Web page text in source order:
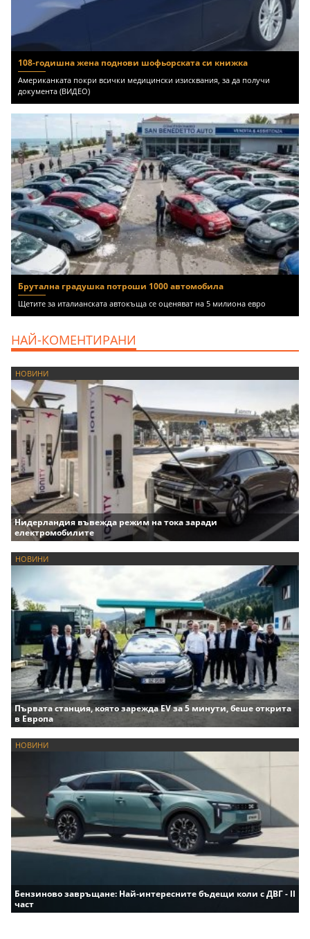
108-годишна жена поднови шофьорската си книжка
Американката покри всички медицински изисквания, за да получи
документа (ВИДЕО)
Брутална градушка потроши 1000 автомобила
Щетите за италианската автокъща се оценяват на 5 милиона евро
НАЙ-КОМЕНТИРАНИ
НОВИНИ
Нидерландия въвежда режим на тока заради
електромобилите
НОВИНИ
Първата станция, която зарежда EV за 5 минути, беше открита
в Европа
НОВИНИ
Бензиново завръщане: Най-интересните бъдещи коли с ДВГ - II
част